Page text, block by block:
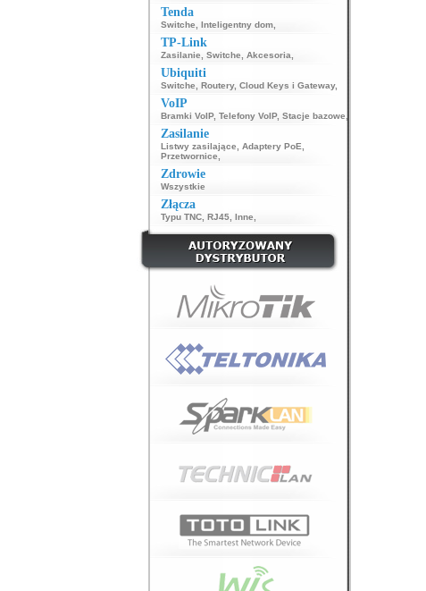
Tenda
Switche Inteligentny dom,
TP-Link
Zasilanie Switche Akcesoria
Ubiquiti
Switche Routery, Cloud Keys i Gateway,
VoIP
Bramki VoIP, Telefony VoIP, Stacje bazowe
Zasilanie
Listwy zasilające Adaptery PoE
Przetwornice
Zdrowie
Wszystkie
Złącza
Typu TNC, RJ45, Inne